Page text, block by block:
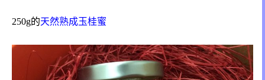
250g的天然熟成玉桂蜜